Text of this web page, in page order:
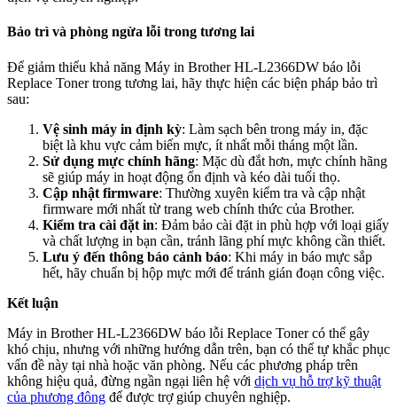
Bảo trì và phòng ngừa lỗi trong tương lai
Để giảm thiểu khả năng Máy in Brother HL-L2366DW báo lỗi
Replace Toner trong tương lai, hãy thực hiện các biện pháp bảo trì
sau:
Vệ sinh máy in định kỳ: Làm sạch bên trong máy in, đặc
biệt là khu vực cảm biến mực, ít nhất mỗi tháng một lần.
Sử dụng mực chính hãng: Mặc dù đắt hơn, mực chính hãng
sẽ giúp máy in hoạt động ổn định và kéo dài tuổi thọ.
Cập nhật firmware: Thường xuyên kiểm tra và cập nhật
firmware mới nhất từ trang web chính thức của Brother.
Kiểm tra cài đặt in: Đảm bảo cài đặt in phù hợp với loại giấy
và chất lượng in bạn cần, tránh lãng phí mực không cần thiết.
Lưu ý đến thông báo cảnh báo: Khi máy in báo mực sắp
hết, hãy chuẩn bị hộp mực mới để tránh gián đoạn công việc.
Kết luận
Máy in Brother HL-L2366DW báo lỗi Replace Toner có thể gây
khó chịu, nhưng với những hướng dẫn trên, bạn có thể tự khắc phục
vấn đề này tại nhà hoặc văn phòng. Nếu các phương pháp trên
không hiệu quả, đừng ngần ngại liên hệ với dịch vụ hỗ trợ kỹ thuật
của phương đông để được trợ giúp chuyên nghiệp.